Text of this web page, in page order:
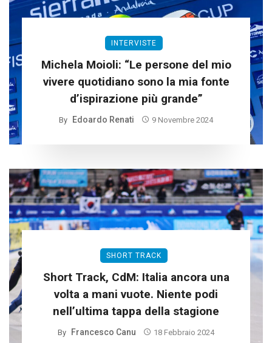
INTERVISTE
Michela Moioli: “Le persone del mio
vivere quotidiano sono la mia fonte
d’ispirazione più grande”
By Edoardo Renati 9 Novembre 2024
SHORT TRACK
Short Track, CdM: Italia ancora una
volta a mani vuote. Niente podi
nell’ultima tappa della stagione
By Francesco Canu 18 Febbraio 2024